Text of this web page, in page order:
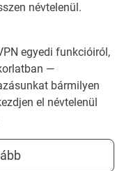
névtelenül.
egyedi funkcióiról,
—
bármilyen
el névtelenül